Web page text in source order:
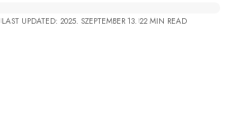
LAST UPDATED: 2025. SZEPTEMBER 13. 22 MIN READ